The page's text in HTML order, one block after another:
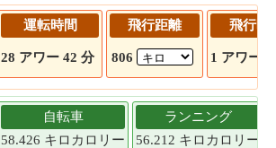
運転時間
28 アワー 42 分
飛行距離
806
飛行時
1 アワー
自転車
58.426 キロカロリー
ランニング
56.212 キロカロリー